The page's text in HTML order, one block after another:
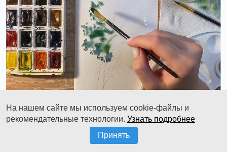
Могут проявляться и такие глубоко-синии.
На нашем сайте мы используем cookie-файлы и
рекомендательные технологии. Узнать подробнее
Принять